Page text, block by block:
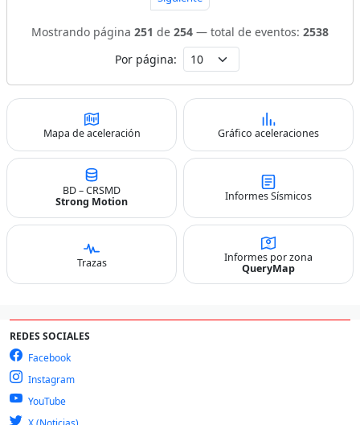
Mostrando página 251 de 254 — total de eventos: 2538
Por página:
Mapa de aceleración Gráfico aceleraciones
BD – CRSMD
Strong Motion
Informes Sísmicos
Trazas
Informes por zona
QueryMap
REDES SOCIALES
Facebook
Instagram
YouTube